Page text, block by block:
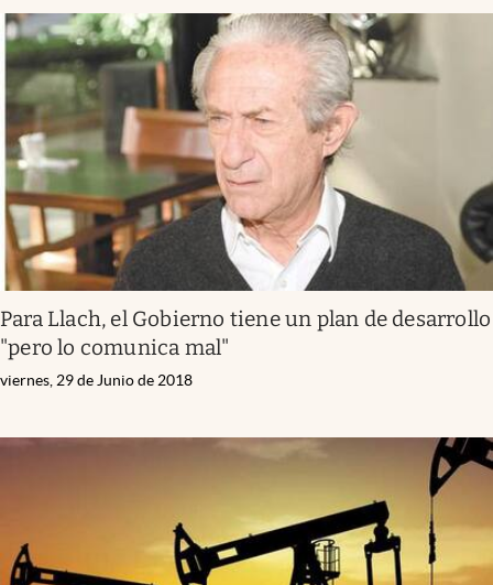
Para Llach, el Gobierno tiene un plan de desarrollo
"pero lo comunica mal"
viernes, 29 de Junio de 2018